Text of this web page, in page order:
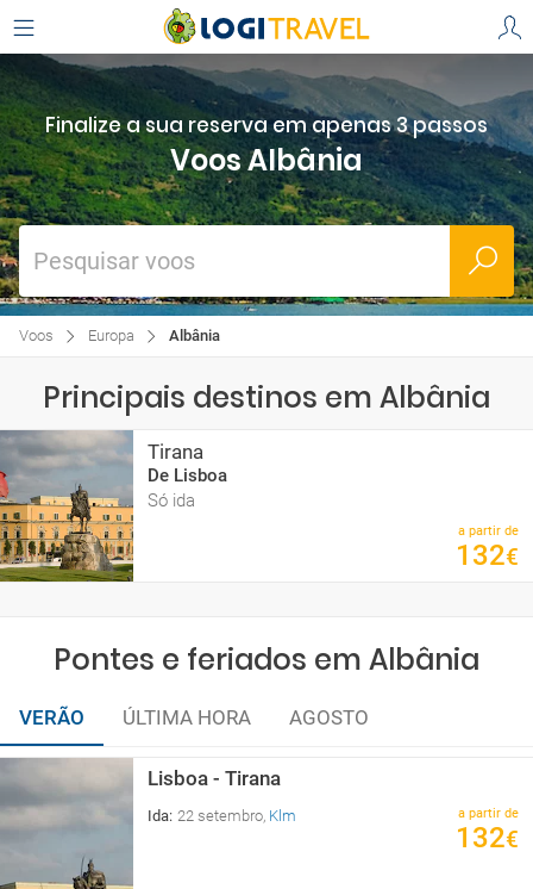
Finalize a sua reserva em apenas 3 passos
Voos Albânia
Pesquisar voos
Voos Europa Albânia
Principais destinos em Albânia
Tirana
De Lisboa
Só ida
a partir de
132€
Pontes e feriados em Albânia
VERÃO ÚLTIMA HORA AGOSTO
Lisboa - Tirana
Ida: 22 setembro, Klm a partir de
132€